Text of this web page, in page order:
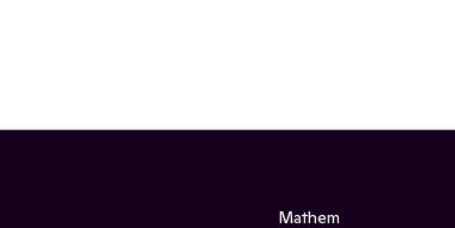
Mathem